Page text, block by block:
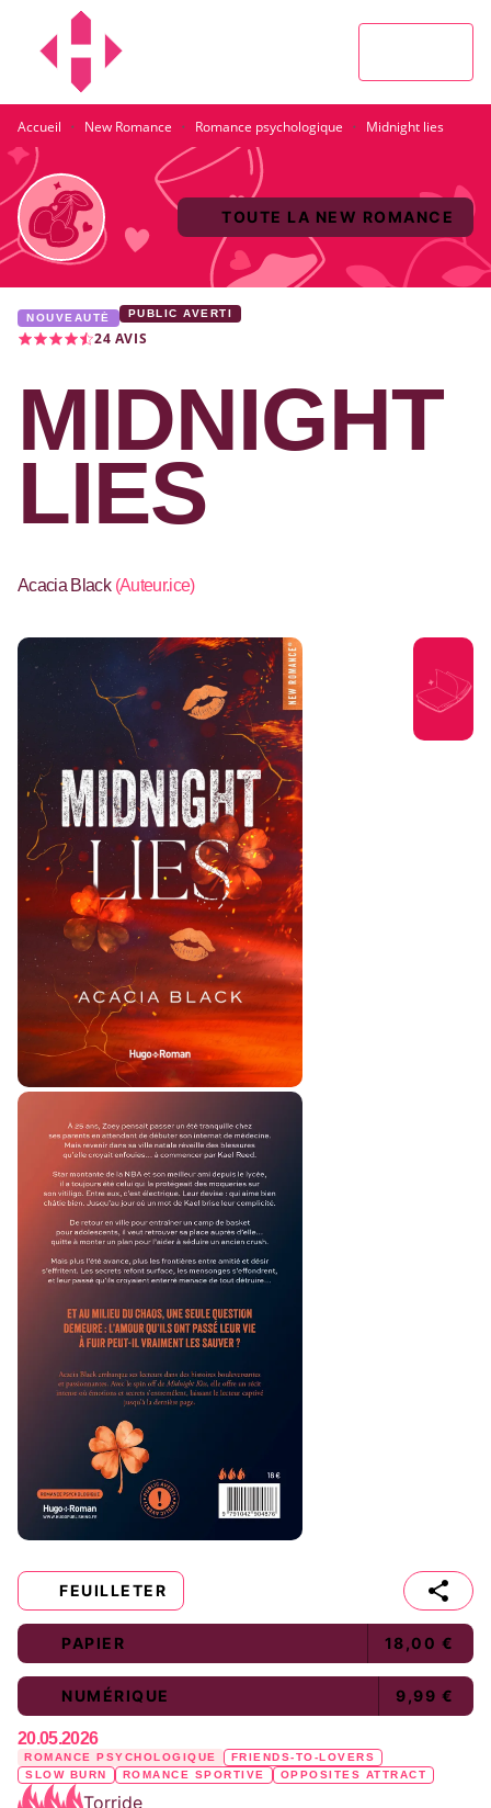
MENU
Accueil · New Romance · Romance psychologique · Midnight lies
TOUTE LA NEW ROMANCE
FEUILLETER
PAPIER 18,00 €
NUMÉRIQUE 9,99 €
NOUVEAUTÉ PUBLIC AVERTI
24 AVIS
MIDNIGHT
LIES
Acacia Black(Auteur.ice)
20.05.2026
ROMANCE PSYCHOLOGIQUE
FRIENDS-TO-LOVERS
SLOW BURN
ROMANCE SPORTIVE OPPOSITES ATTRACT
Torride